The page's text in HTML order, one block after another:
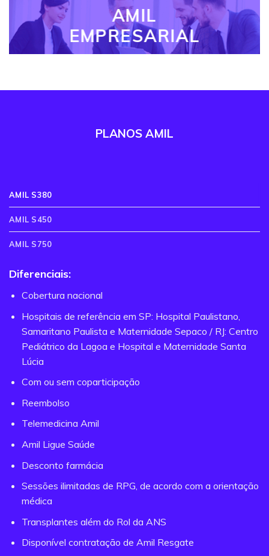
AMIL
EMPRESARIAL
PLANOS AMIL
AMIL S380
AMIL S450
AMIL S750
Diferenciais:
Cobertura nacional
Hospitais de referência em SP: Hospital Paulistano,
Samaritano Paulista e Maternidade Sepaco / RJ: Centro
Pediátrico da Lagoa e Hospital e Maternidade Santa
Lúcia
Com ou sem coparticipação
Reembolso
Telemedicina Amil
Amil Ligue Saúde
Desconto farmácia
Sessões ilimitadas de RPG, de acordo com a orientação
médica
Transplantes além do Rol da ANS
Disponível contratação de Amil Resgate